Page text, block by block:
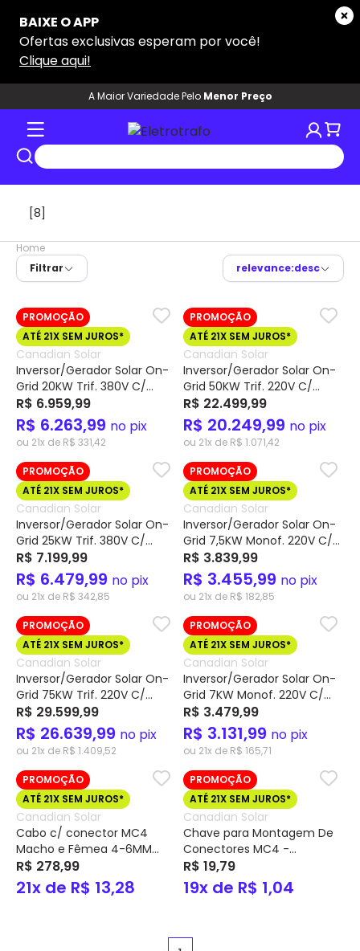
A Maior Variedade Pelo Menor Preço
[8]
Home
Filtrar
relevance:desc
PROMOÇÃO
ATÉ 21X SEM JUROS*
Canadian Solar
Inversor/Gerador Solar On-
Grid 20KW Trif. 380V C/
Proteção+AFCI e
Monitoramento Wi-Fi CSI-
20K-T4001A-E – Canadian
R$ 6.959,99
R$ 6.263,99 no pix
ou 21x de R$ 331,42
PROMOÇÃO
ATÉ 21X SEM JUROS*
Canadian Solar
Inversor/Gerador Solar On-
Grid 50KW Trif. 220V C/
Proteção+AFCI e
Monitoramento Wi-Fi CSI-
50K-T2201A-E – Canadian
R$ 22.499,99
R$ 20.249,99 no pix
ou 21x de R$ 1.071,42
PROMOÇÃO
ATÉ 21X SEM JUROS*
Canadian Solar
Inversor/Gerador Solar On-
Grid 25KW Trif. 380V C/
Proteção+AFCI e
Monitoramento Wi-Fi CSI-
25K-T4001A-E – Canadian
R$ 7.199,99
R$ 6.479,99 no pix
ou 21x de R$ 342,85
PROMOÇÃO
ATÉ 21X SEM JUROS*
Canadian Solar
Inversor/Gerador Solar On-
Grid 7,5KW Monof. 220V C/
Proteção+AFCI e
Monitoramento Wi-Fi CSI-
7.5K-S2203A-E – Canadian
R$ 3.839,99
R$ 3.455,99 no pix
ou 21x de R$ 182,85
PROMOÇÃO
ATÉ 21X SEM JUROS*
Canadian Solar
Inversor/Gerador Solar On-
Grid 75KW Trif. 220V C/
Proteção+AFCI e
Monitoramento Wi-Fi CSI-
75K-T2201A-E – Canadian
R$ 29.599,99
R$ 26.639,99 no pix
ou 21x de R$ 1.409,52
PROMOÇÃO
ATÉ 21X SEM JUROS*
Canadian Solar
Inversor/Gerador Solar On-
Grid 7KW Monof. 220V C/
Proteção+AFCI e
Monitoramento Wi-Fi CSI-
7K-S2203A-E – Canadian
R$ 3.479,99
R$ 3.131,99 no pix
ou 21x de R$ 165,71
PROMOÇÃO
ATÉ 21X SEM JUROS*
Canadian Solar
Cabo c/ conector MC4
Macho e Fêmea 4-6MM
1500VCC c/ 2mts T4PC1P-
T4PC1N – Canadian
R$ 278,99
21x de R$ 13,28
PROMOÇÃO
ATÉ 21X SEM JUROS*
Canadian Solar
Chave para Montagem De
Conectores MC4 -
Canadian
R$ 19,79
19x de R$ 1,04